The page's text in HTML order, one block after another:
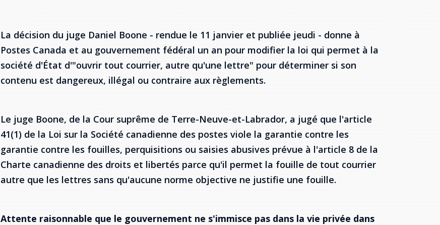
La décision du juge Daniel Boone - rendue le 11 janvier et publiée jeudi - donne à
Postes Canada et au gouvernement fédéral un an pour modifier la loi qui permet à la
société d'État d'"ouvrir tout courrier, autre qu'une lettre" pour déterminer si son
contenu est dangereux, illégal ou contraire aux règlements.
Le juge Boone, de la Cour suprême de Terre-Neuve-et-Labrador, a jugé que l'article
41(1) de la Loi sur la Société canadienne des postes viole la garantie contre les
garantie contre les fouilles, perquisitions ou saisies abusives prévue à l'article 8 de la
Charte canadienne des droits et libertés parce qu'il permet la fouille de tout courrier
autre que les lettres sans qu'aucune norme objective ne justifie une fouille.
Attente raisonnable que le gouvernement ne s'immisce pas dans la vie privée dans